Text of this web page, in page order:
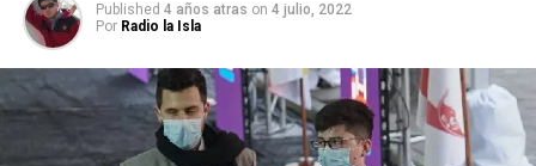
Published 4 años atras on 4 julio, 2022
Por Radio la Isla